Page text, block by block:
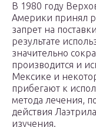
В 1980 году
Америки принял
запрет на
результате
значительно
производится и
Мексике и
прибегают к
метода лечения,
действия
изучения.